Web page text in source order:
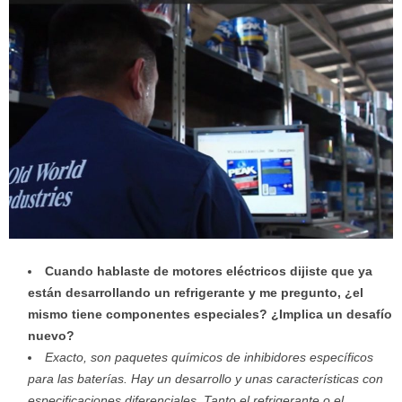
Cuando hablaste de motores eléctricos dijiste que ya
están desarrollando un refrigerante y me pregunto, ¿el
mismo tiene componentes especiales? ¿Implica un desafío
nuevo?
Exacto, son paquetes químicos de inhibidores específicos
para las baterías. Hay un desarrollo y unas características con